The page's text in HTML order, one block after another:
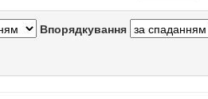
Впорядкування